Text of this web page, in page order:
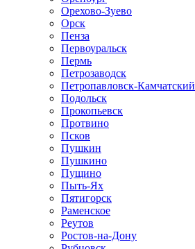
Орехово-Зуево
Орск
Пенза
Первоуральск
Пермь
Петрозаводск
Петропавловск-Камчатский
Подольск
Прокопьевск
Протвино
Псков
Пушкин
Пушкино
Пущино
Пыть-Ях
Пятигорск
Раменское
Реутов
Ростов-на-Дону